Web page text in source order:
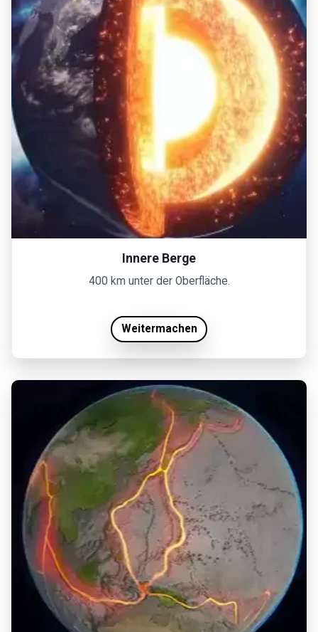
Innere Berge
400 km unter der Oberfläche.
Weitermachen